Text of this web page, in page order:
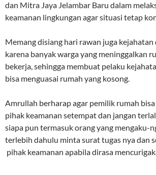
dan Mitra Jaya Jelambar Baru dalam
keamanan lingkungan agar situasi tetap
Memang disiang hari rawan juga
karena banyak warga yang meninggalkan
bekerja, sehingga membuat pelaku
bisa menguasai rumah yang kosong.
Amrullah berharap agar pemilik rumah
pihak keamanan setempat dan jangan
siapa pun termasuk orang yang mengaku-
terlebih dahulu minta surat tugas nya dan
pihak keamanan apabila dirasa